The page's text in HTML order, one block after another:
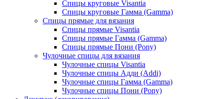
Спицы круговые Visantia
Спицы круговые Гамма (Gamma)
Спицы прямые для вязания
Спицы прямые Visantia
Спицы прямые Гамма (Gamma)
Спицы прямые Пони (Pony)
Чулочные спицы для вязания
Чулочные спицы Visantia
Чулочные спицы Адди (Addi)
Чулочные спицы Гамма (Gamma)
Чулочные спицы Пони (Pony)